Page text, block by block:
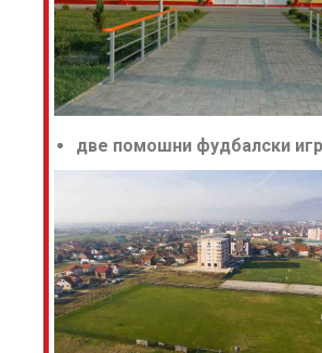
две помошни фудбалски